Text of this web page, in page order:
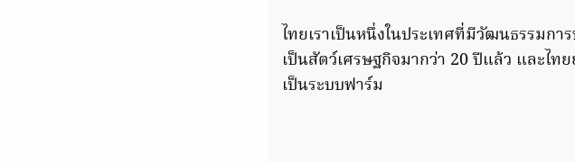
ไทยเราเป็นหนึ่งในประเทศที่มีวัฒนธรรมก
เป็นสัตว์เศรษฐกิจมากว่า 20 ปีแล้ว และไ
เป็นระบบฟาร์ม